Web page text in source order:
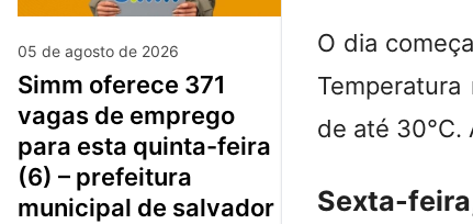
05 de agosto de 2026
simm oferece 371
vagas de emprego
para esta quinta-feira
(6) – prefeitura
municipal de salvador
O dia
de até 30°C.
Sexta-